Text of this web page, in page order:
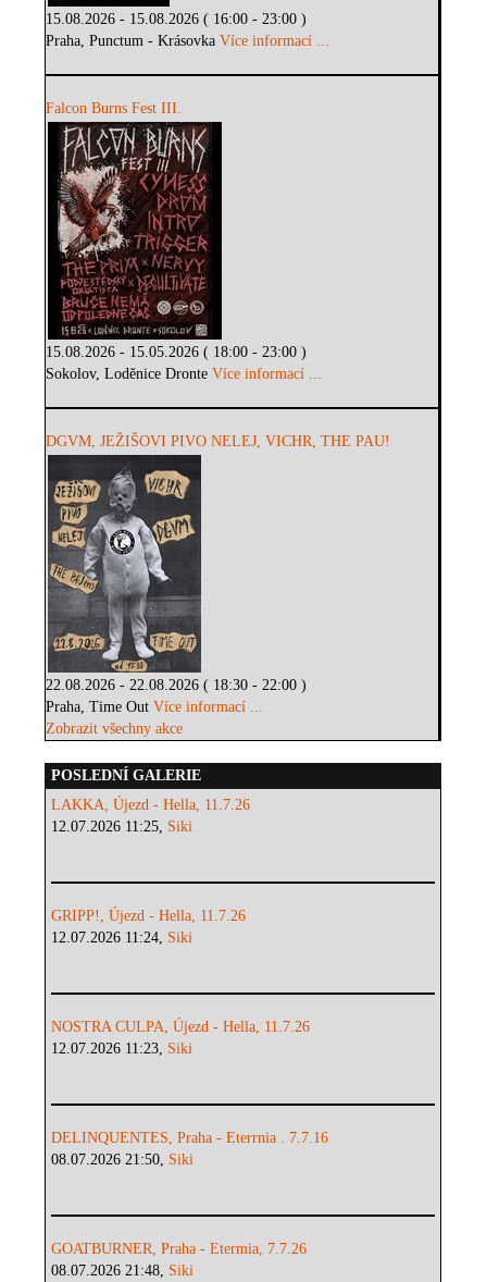
15.08.2026 - 15.08.2026 ( 16:00 - 23:00 )
Praha, Punctum - KrásovkaVíce informací ...
Falcon Burns Fest III.
15.08.2026 - 15.05.2026 ( 18:00 - 23:00 )
Sokolov, Loděnice DronteVíce informací ...
DGVM, JEŽIŠOVI PIVO NELEJ, VICHR, THE PAU!
22.08.2026 - 22.08.2026 ( 18:30 - 22:00 )
Praha, Time OutVíce informací ...
Zobrazit všechny akce
POSLEDNÍ GALERIE
LAKKA, Újezd - Hella, 11.7.26
12.07.2026 11:25, Siki
GRIPP!, Újezd - Hella, 11.7.26
12.07.2026 11:24, Siki
NOSTRA CULPA, Újezd - Hella, 11.7.26
12.07.2026 11:23, Siki
DELINQUENTES, Praha - Eterrnia . 7.7.16
08.07.2026 21:50, Siki
GOATBURNER, Praha - Etermia, 7.7.26
08.07.2026 21:48, Siki